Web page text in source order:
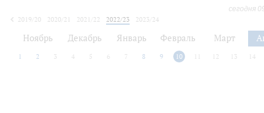
сегодня
2019/20
2020/21 2021/22 2022/23
2023/24
Ноябрь Декабрь Январь Февраль Март
1 2 3 4 5 6 7 8 9 10 12 13 14